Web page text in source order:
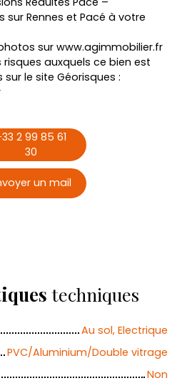
sur Rennes et Pacé à votre
sur www.agimmobilier.fr
auxquels ce bien est
le site Géorisques :
2 99 85 61
30
un mail
techniques
Au sol, Electrique
PVC/Aluminium/Double vitrage
Non